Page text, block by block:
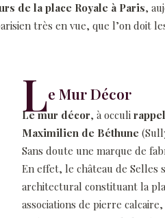
de la place Royale à Paris,
très en vue, que l’on doit
Le Mur Décor
Le mur décor, à occuli
Maximilien de Béthune
Sans doute une marque de
En effet, le château de Selles
architectural constituant la
associations de pierre